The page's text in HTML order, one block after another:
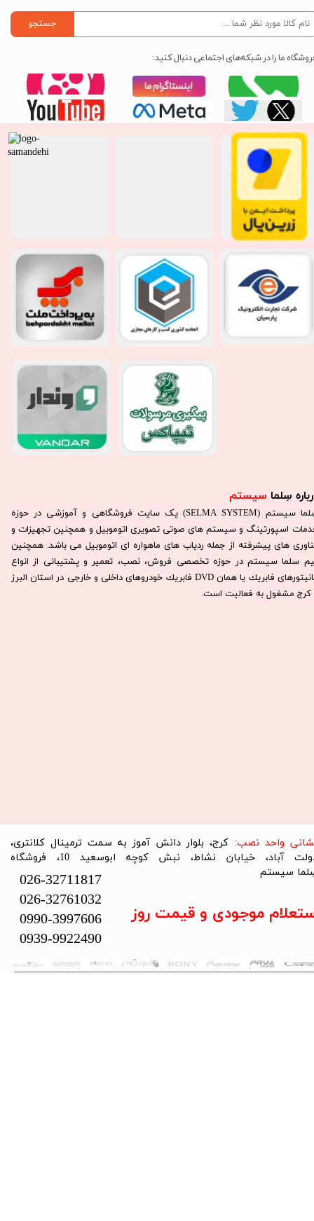
سِلما سیستم​​​​​​​
سِلما سيستم (SELMA SYSTEM) یک سایت فروشگاهی و آموزشی در حوزه
اسپورتینگ و سیستم های صوتی تصویری اتوموبیل و همچنین تجهیزات و
های پیشرفته از جمله ردیاب های ماهواره ای اتوموبیل می باشد. همچنين
سلما سيستم در حوزه تخصصی فروش، نصب، تعمير و پشتيبانی از انواع
مانيتورهای فابريك يا همان DVD فابريك خودروهای داخلی و خارجی در استان البرز
كرج مشغول به فعاليت است.​​​​​​​
جستجو
ما را در شبکه‌های اجتماعی دنبال کنید:
تمام حقوق این سایت متعلق به فروشگاه سلما سیستم می‌باشد.
واحد نصب: کرج، بلوار دانش آموز به سمت ترمینال کلانتری،
دولت آباد، خیابان نشاط، نبش کوچه ابوسعید 10، فروشگاه
سیستم​​​​​​​
026-32711817
026-32761032
0990-3997606
0939-9922490
موجودی و قیمت روز